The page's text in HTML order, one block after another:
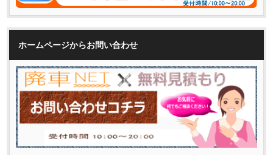
ホームページからお問い合わせ